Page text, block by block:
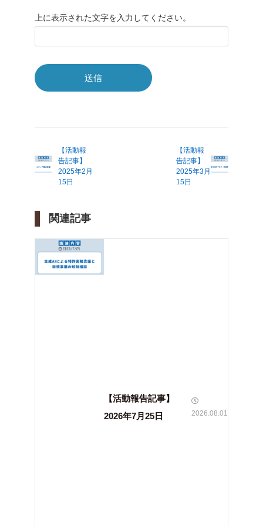
上に表示された文字を入力してください。
【活動報
告記事】
2025年2月
15日
【活動報
告記事】
2025年3月
15日
関連記事
【活動報告記事】
2026年7月25日
2026.08.01